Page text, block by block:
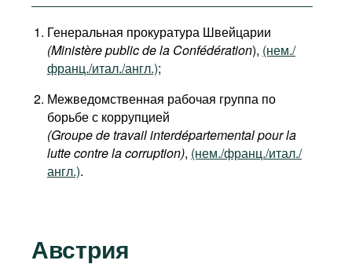
Генеральная прокуратура Швейцарии
(Ministère public de la Confédération), (нем./
франц./итал./англ.);
Межведомственная рабочая группа по
борьбе с коррупцией
(Groupe de travail interdépartemental pour la
lutte contre la corruption), (нем./франц./итал./
англ.).
Австрия